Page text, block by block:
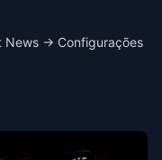
News → Configurações